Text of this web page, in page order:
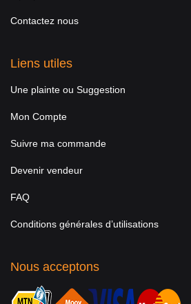
Contactez nous
Liens utiles
Une plainte ou Suggestion
Mon Compte
Suivre ma commande
Devenir vendeur
FAQ
Conditions générales d’utilisations
Nous acceptons